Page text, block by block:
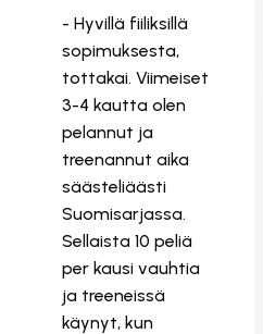
- Hyvillä fiiliksillä
sopimuksesta,
tottakai. Viimeiset
3-4 kautta olen
pelannut ja
treenannut aika
säästeliäästi
Suomisarjassa.
Sellaista 10 peliä
per kausi vauhtia
ja treeneissä
käynyt, kun